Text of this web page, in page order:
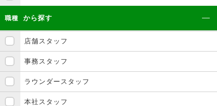
職種 から探す
店舗スタッフ
事務スタッフ
ラウンダースタッフ
本社スタッフ